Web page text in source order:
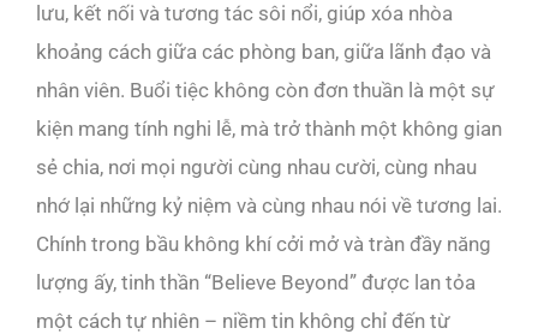
lưu, kết nối và tương tác sôi nổi, giúp xóa nhòa
khoảng cách giữa các phòng ban, giữa lãnh đạo và
nhân viên. Buổi tiệc không còn đơn thuần là một sự
kiện mang tính nghi lễ, mà trở thành một không gian
sẻ chia, nơi mọi người cùng nhau cười, cùng nhau
nhớ lại những kỷ niệm và cùng nhau nói về tương lai.
Chính trong bầu không khí cởi mở và tràn đầy năng
lượng ấy, tinh thần “Believe Beyond” được lan tỏa
một cách tự nhiên – niềm tin không chỉ đến từ